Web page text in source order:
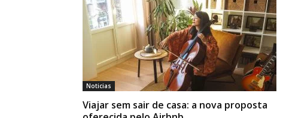
Noticias
Viajar sem sair de casa: a nova proposta